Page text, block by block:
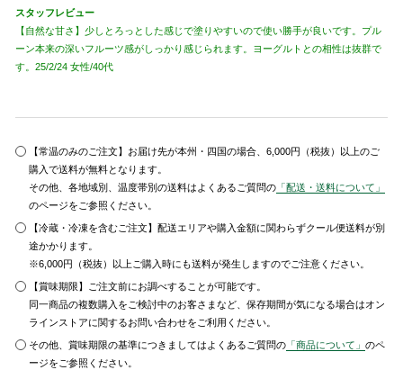
スタッフレビュー
【自然な甘さ】少しとろっとした感じで塗りやすいので使い勝手が良いです。プル
ーン本来の深いフルーツ感がしっかり感じられます。ヨーグルトとの相性は抜群で
す。25/2/24 女性/40代
【常温のみのご注文】お届け先が本州・四国の場合、6,000円（税抜）以上のご
購入で送料が無料となります。
その他、各地域別、温度帯別の送料はよくあるご質問の 「配送・送料について」
のページをご参照ください。
【冷蔵・冷凍を含むご注文】配送エリアや購入金額に関わらずクール便送料が別
途かかります。
※6,000円（税抜）以上ご購入時にも送料が発生しますのでご注意ください。
【賞味期限】ご注文前にお調べすることが可能です。
同一商品の複数購入をご検討中のお客さまなど、保存期間が気になる場合はオン
ラインストアに関するお問い合わせをご利用ください。
その他、賞味期限の基準につきましてはよくあるご質問の 「商品について」のペ
ージをご参照ください。